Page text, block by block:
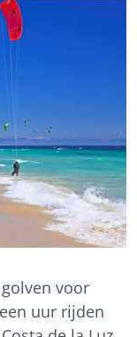
voor
uur rijden